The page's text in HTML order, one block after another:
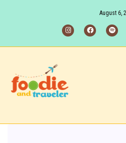
August 6,